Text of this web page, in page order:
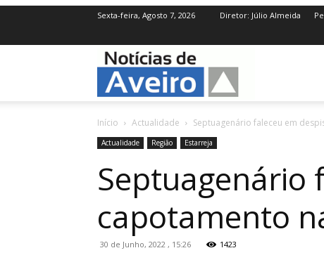
Sexta-feira, Agosto 7, 2026 Diretor: Júlio Almeida
Início Actualidade Septuagenário faleceu em
Actualidade Região Estarreja
Septuagenário
capotamento
30 de Junho, 2022 , 15:26 1423